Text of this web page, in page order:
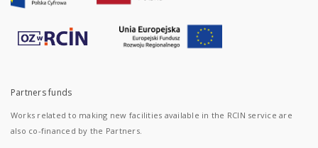
Partners funds
Works related to making new facilities available in the RCIN service are
also co-financed by the Partners.